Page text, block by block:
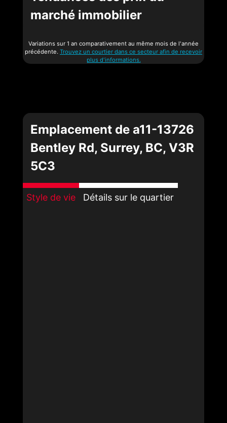
marché immobilier
Variations sur 1 an comparativement au même mois de l'année
précédente. Trouvez un courtier dans ce secteur afin de recevoir
plus d'informations.
Emplacement de a11-13726
Bentley Rd, Surrey, BC, V3R
5C3
Style de vie Détails sur le quartier